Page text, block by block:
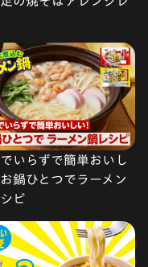
いらずで簡単おいし
鍋ひとつでラーメン
ピ